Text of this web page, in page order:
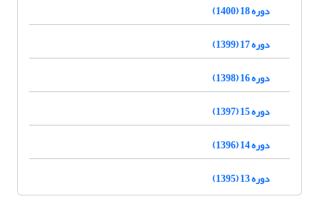
دوره 18 (1400)
دوره 17 (1399)
دوره 16 (1398)
دوره 15 (1397)
دوره 14 (1396)
دوره 13 (1395)